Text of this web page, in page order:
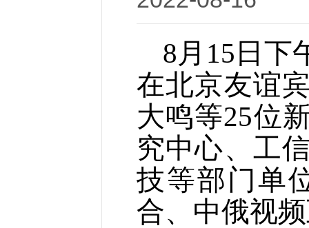
8月15日下
在北京友谊
大鸣等25位
究中心、工
技等部门单
合、中俄视